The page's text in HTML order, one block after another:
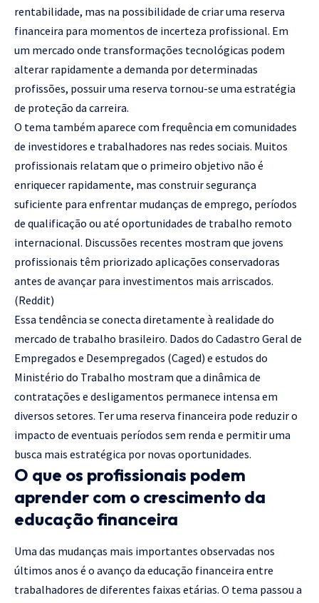
rentabilidade, mas na possibilidade de criar uma reserva
financeira para momentos de incerteza profissional. Em
um mercado onde transformações tecnológicas podem
alterar rapidamente a demanda por determinadas
profissões, possuir uma reserva tornou-se uma estratégia
de proteção da carreira.
O tema também aparece com frequência em comunidades
de investidores e trabalhadores nas redes sociais. Muitos
profissionais relatam que o primeiro objetivo não é
enriquecer rapidamente, mas construir segurança
suficiente para enfrentar mudanças de emprego, períodos
de qualificação ou até oportunidades de trabalho remoto
internacional. Discussões recentes mostram que jovens
profissionais têm priorizado aplicações conservadoras
antes de avançar para investimentos mais arriscados.
(Reddit)
Essa tendência se conecta diretamente à realidade do
mercado de trabalho brasileiro. Dados do Cadastro Geral de
Empregados e Desempregados (Caged) e estudos do
Ministério do Trabalho mostram que a dinâmica de
contratações e desligamentos permanece intensa em
diversos setores. Ter uma reserva financeira pode reduzir o
impacto de eventuais períodos sem renda e permitir uma
busca mais estratégica por novas oportunidades.
O que os profissionais podem
aprender com o crescimento da
educação financeira
Uma das mudanças mais importantes observadas nos
últimos anos é o avanço da educação financeira entre
trabalhadores de diferentes faixas etárias. O tema passou a